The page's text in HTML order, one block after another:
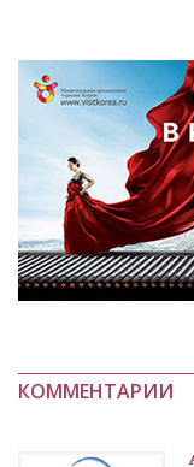
КОММЕНТАРИИ